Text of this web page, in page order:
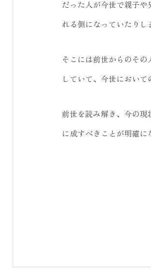
だった人が今世で親子
れる側になっていたりし
そこには前世からのそ
していて、今世におい
前世を読み解き、今の
に成すべきことが明確に